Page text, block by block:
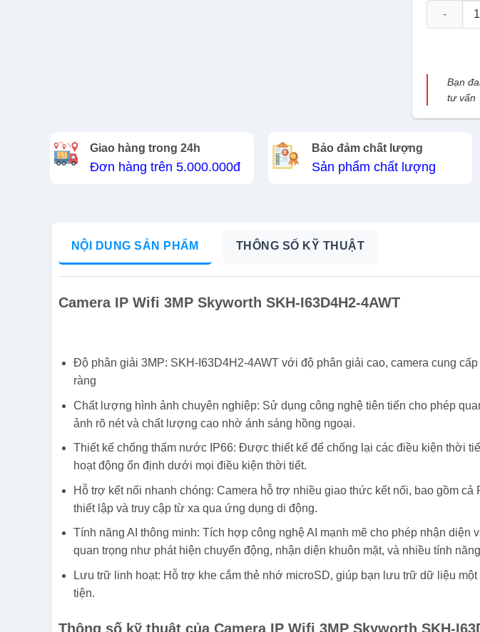
Camera
Bạn
tư vấn
Giao hàng trong 24h
Đơn hàng trên 5.000.000đ
Bảo đảm chất lượng
Sản phẩm chất lượng
NỘI DUNG SẢN PHẨM THÔNG SỐ KỸ THUẬT
Camera IP Wifi 3MP Skyworth SKH-I63D4H2-4AWT
Độ phân giải 3MP: SKH-I63D4H2-4AWT với độ phân giải cao, camera cung
ràng
Chất lượng hình ảnh chuyên nghiệp: Sử dụng công nghệ tiên tiến cho phép
ảnh rõ nét và chất lượng cao nhờ ánh sáng hồng ngoại.
Thiết kế chống thấm nước IP66: Được thiết kế để chống lại các điều kiện thời
hoạt động ổn định dưới mọi điều kiện thời tiết.
Hỗ trợ kết nối nhanh chóng: Camera hỗ trợ nhiều giao thức kết nối, bao gồm cả
thiết lập và truy cập từ xa qua ứng dụng di động.
Tính năng AI thông minh: Tích hợp công nghệ AI mạnh mẽ cho phép nhận diện
quan trọng như phát hiện chuyển động, nhận diện khuôn mặt, và nhiều tính
Lưu trữ linh hoạt: Hỗ trợ khe cắm thẻ nhớ microSD, giúp bạn lưu trữ dữ liệu một
tiện.
Thông số kỹ thuật của Camera IP Wifi 3MP Skyworth SKH-